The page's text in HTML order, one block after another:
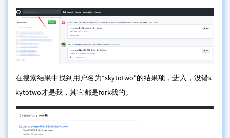
在搜索结果中找到用户名为“skytotwo”的结果项，进入，没错s
kytotwo才是我，其它都是fork我的。